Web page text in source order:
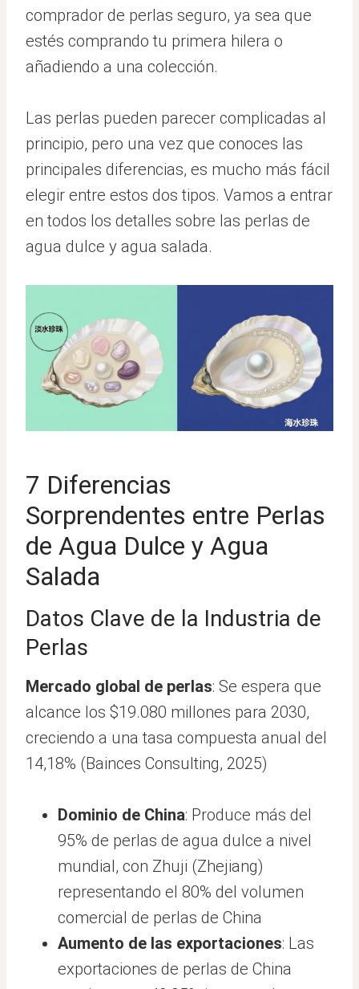
comprador de perlas seguro, ya sea que
estés comprando tu primera hilera o
añadiendo a una colección.
Las perlas pueden parecer complicadas al
principio, pero una vez que conoces las
principales diferencias, es mucho más fácil
elegir entre estos dos tipos. Vamos a entrar
en todos los detalles sobre las perlas de
agua dulce y agua salada.
7 Diferencias
Sorprendentes entre Perlas
de Agua Dulce y Agua
Salada
Datos Clave de la Industria de
Perlas
Mercado global de perlas: Se espera que
alcance los $19.080 millones para 2030,
creciendo a una tasa compuesta anual del
14,18% (Bainces Consulting, 2025)
Dominio de China: Produce más del
95% de perlas de agua dulce a nivel
mundial, con Zhuji (Zhejiang)
representando el 80% del volumen
comercial de perlas de China
Aumento de las exportaciones: Las
exportaciones de perlas de China